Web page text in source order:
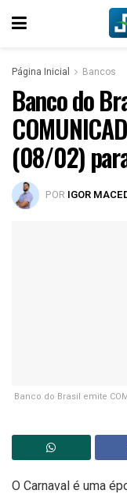
Página Inicial Bancos
Banco do
(08/02)
POR IGOR
Banco do Brasil emite
O Carnaval é uma